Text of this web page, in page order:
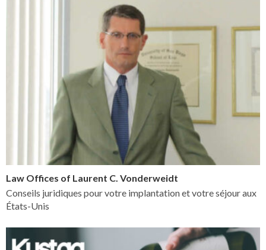
Law Offices of Laurent C. Vonderweidt
Conseils juridiques pour votre implantation et votre séjour aux
États-Unis